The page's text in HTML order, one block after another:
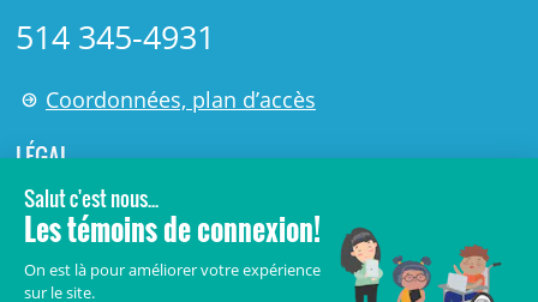
514 345-4931
Coordonnées, plan d’accès
LÉGAL
© 2006-2026Centre de recherche Azrieli du CHU Sainte-
Justine.
Avis légaux